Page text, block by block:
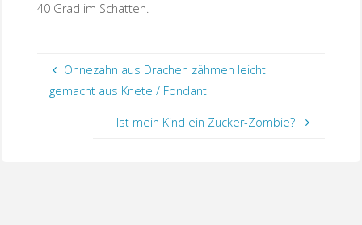
40 Grad im Schatten.
Ohnezahn aus Drachen zähmen leicht
gemacht aus Knete / Fondant
Ist mein Kind ein Zucker-Zombie?